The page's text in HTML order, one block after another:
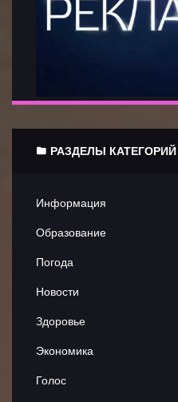
Информация
Театральные
Литиратурные
Документальные
РАЗДЕЛЫ КАТЕГОРИЙ
Информация
Образование
Погода
Новости
Здоровье
Экономика
Голос